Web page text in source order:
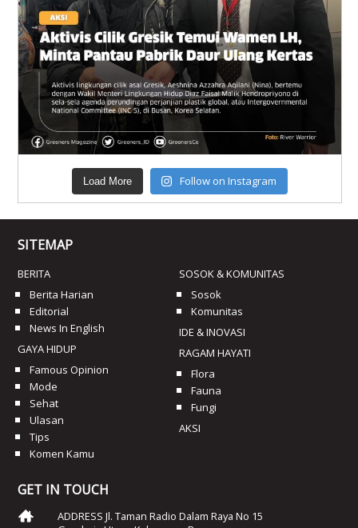
Load More Follow on Instagram
SITEMAP
BERITA
Berita Harian
Editorial
News In English
GAYA HIDUP
Famous Opinion
Mode
Sehat
Ulasan
Tips
Komen Kamu
SOSOK & KOMUNITAS
Sosok
Komunitas
IDE & INOVASI
RAGAM HAYATI
Flora
Fauna
Fungi
AKSI
GET IN TOUCH
ADDRESS Jl. Taman Radio Dalam Raya No 15